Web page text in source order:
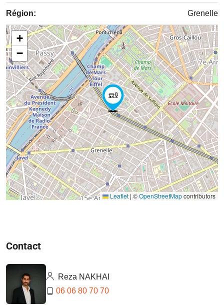
Région: Grenelle
+
−
Leaflet|©OpenStreetMapcontributors
Contact
Reza NAKHAI
06 06 80 70 70